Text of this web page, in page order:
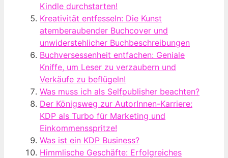
Kindle durchstarten!
Kreativität entfesseln: Die Kunst
atemberaubender Buchcover und
unwiderstehlicher Buchbeschreibungen
Buchversessenheit entfachen: Geniale
Kniffe, um Leser zu verzaubern und
Verkäufe zu beflügeln!
Was muss ich als Selfpublisher beachten?
Der Königsweg zur AutorInnen-Karriere:
KDP als Turbo für Marketing und
Einkommensspritze!
Was ist ein KDP Business?
Himmlische Geschäfte: Erfolgreiches